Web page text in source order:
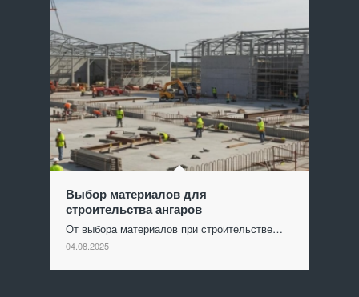
Выбор материалов для
строительства ангаров
От выбора материалов при строительстве…
04.08.2025